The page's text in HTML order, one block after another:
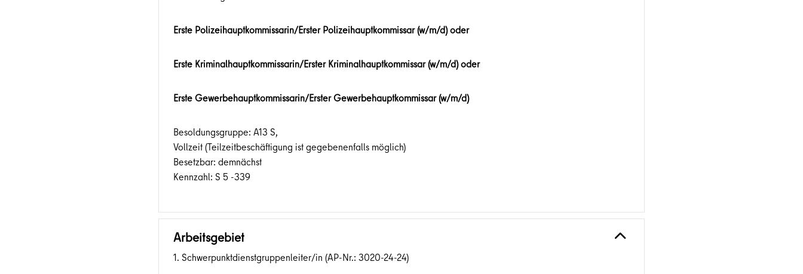
Erste Polizeihauptkommissarin/Erster Polizeihauptkommissar (w/m/d) oder
Erste Kriminalhauptkommissarin/Erster Kriminalhauptkommissar (w/m/d) oder
Erste Gewerbehauptkommissarin/Erster Gewerbehauptkommissar (w/m/d)
Besoldungsgruppe: A13 S,
Vollzeit (Teilzeitbeschäftigung ist gegebenenfalls möglich)
Besetzbar: demnächst
Kennzahl: S 5 -339
Arbeitsgebiet
1. Schwerpunktdienstgruppenleiter/in (AP-Nr.: 3020-24-24)